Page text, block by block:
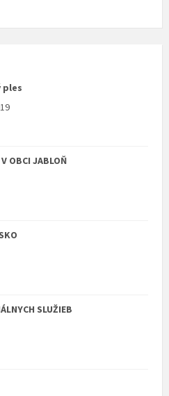
ples
OBCI JABLOŇ
SLUŽIEB